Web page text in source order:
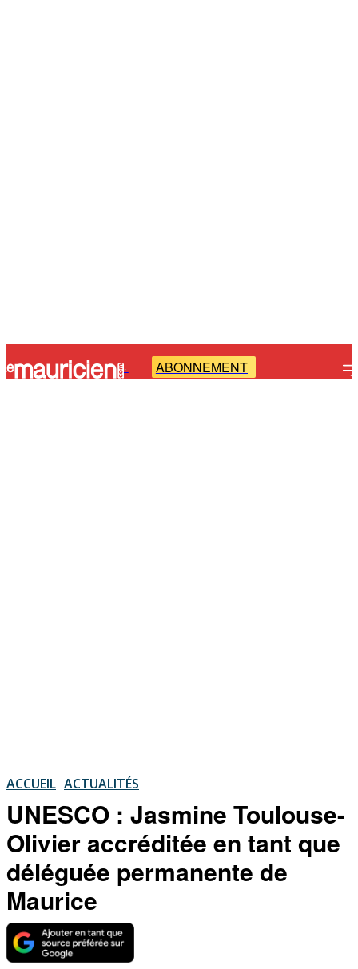
- ABONNEMENT
ACCUEIL ACTUALITÉS
UNESCO : Jasmine Toulouse-
Olivier accréditée en tant que
déléguée permanente de
Maurice